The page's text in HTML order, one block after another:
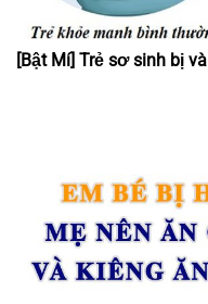
[Bật Mí] Trẻ sơ sinh bị